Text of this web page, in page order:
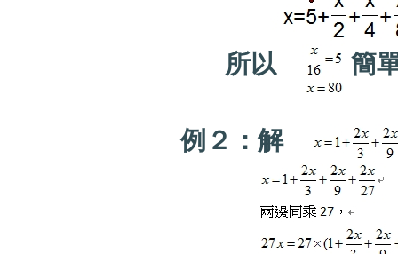
所以 簡
例２：解